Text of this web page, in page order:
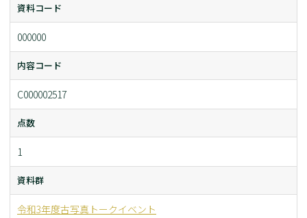
資料コード
000000
内容コード
C000002517
点数
1
資料群
令和3年度古写真トークイベント